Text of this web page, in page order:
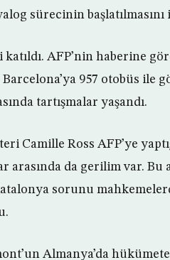
sürecinin başlatılmasını
AFP’nin haberine
957 otobüs ile
tartışmalar yaşandı.
Camille Ross AFP’ye
da gerilim var. Bu
sorunu
Almanya’da hükümete